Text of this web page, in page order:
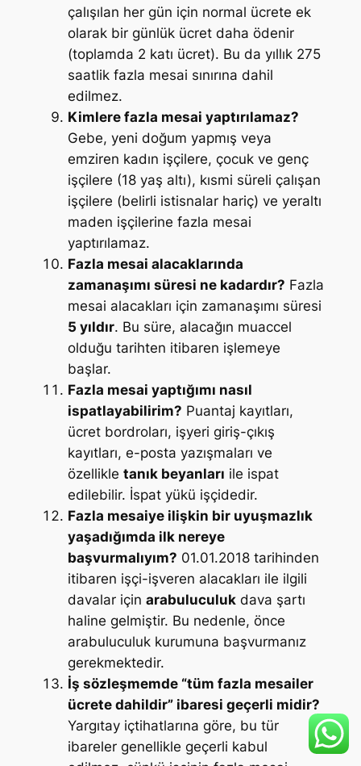
çalışılan her gün için normal ücrete ek
olarak bir günlük ücret daha ödenir
(toplamda 2 katı ücret). Bu da yıllık 275
saatlik fazla mesai sınırına dahil
edilmez.
Kimlere fazla mesai yaptırılamaz?
Gebe, yeni doğum yapmış veya
emziren kadın işçilere, çocuk ve genç
işçilere (18 yaş altı), kısmi süreli çalışan
işçilere (belirli istisnalar hariç) ve yeraltı
maden işçilerine fazla mesai
yaptırılamaz.
Fazla mesai alacaklarında
zamanaşımı süresi ne kadardır? Fazla
mesai alacakları için zamanaşımı süresi
5 yıldır. Bu süre, alacağın muaccel
olduğu tarihten itibaren işlemeye
başlar.
Fazla mesai yaptığımı nasıl
ispatlayabilirim? Puantaj kayıtları,
ücret bordroları, işyeri giriş-çıkış
kayıtları, e-posta yazışmaları ve
özellikle tanık beyanları ile ispat
edilebilir. İspat yükü işçidedir.
Fazla mesaiye ilişkin bir uyuşmazlık
yaşadığımda ilk nereye
başvurmalıyım? 01.01.2018 tarihinden
itibaren işçi-işveren alacakları ile ilgili
davalar için arabuluculukdava şartı
haline gelmiştir. Bu nedenle, önce
arabuluculuk kurumuna başvurmanız
gerekmektedir.
İş sözleşmemde “tüm fazla mesailer
ücrete dahildir” ibaresi geçerli midir?
Yargıtay içtihatlarına göre, bu tür
ibareler genellikle geçerli kabul